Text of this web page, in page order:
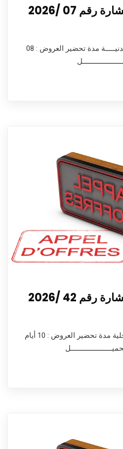
07 /2026
الهيئة :مديرية الحماية المدنيـــــة مدة تحضير العروض : 08
42 /2026
الهيئة :مديرية الإدارة المحلية مدة تحضير العروض : 10 أيام